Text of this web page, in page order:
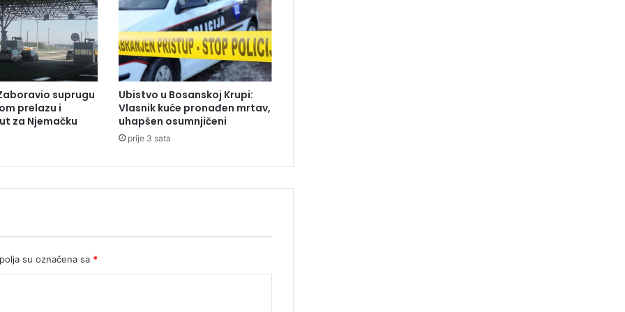
suprugu
prelazu i
za Njemačku
Ubistvo u Bosanskoj Krupi:
Vlasnik kuće pronađen mrtav,
uhapšen osumnjičeni
prije 3 sata
su označena sa *